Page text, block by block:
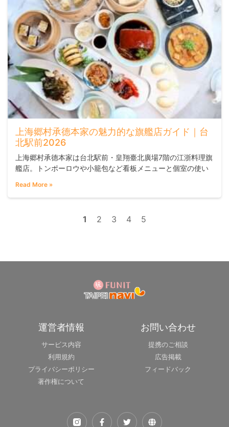
上海郷村承德本家の魅力的な旗艦店ガイド｜台
北駅前2026
上海郷村承德本家は台北駅前・皇翔臺北廣場7階の江浙料理旗
艦店。トンポーロウや小籠包など看板メニューと個室の使い
Read More »
1 2 3 4 5
運営者情報
サービス内容
利用規約
プライバシーポリシー
著作権について
お問い合わせ
提携のご相談
広告掲載
フィードバック